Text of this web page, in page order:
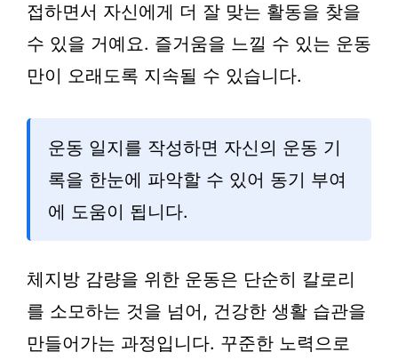
접하면서 자신에게 더 잘 맞는 활동을 찾을
수 있을 거예요. 즐거움을 느낄 수 있는 운동
만이 오래도록 지속될 수 있습니다.
운동 일지를 작성하면 자신의 운동 기
록을 한눈에 파악할 수 있어 동기 부여
에 도움이 됩니다.
체지방 감량을 위한 운동은 단순히 칼로리
를 소모하는 것을 넘어, 건강한 생활 습관을
만들어가는 과정입니다. 꾸준한 노력으로